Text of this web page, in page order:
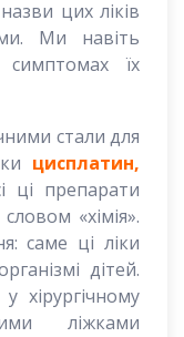
цих ліків
Ми навіть
їх
стали для
цисплатин,
ці препарати
«хімія».
саме ці ліки
дітей.
ліжками